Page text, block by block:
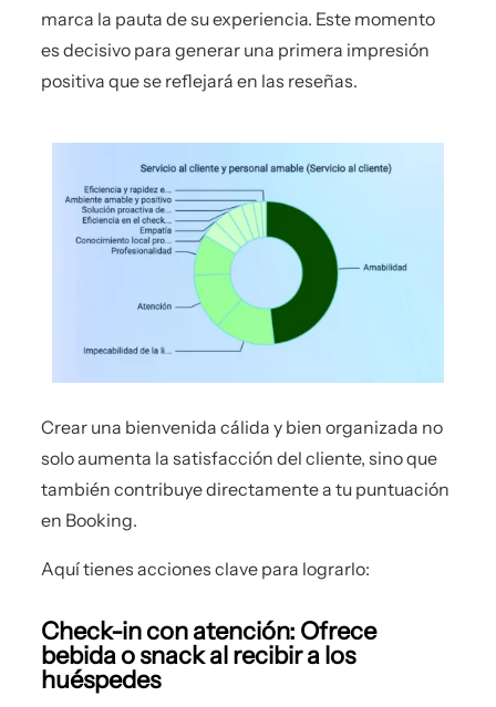
marca la pauta de su experiencia. Este momento
es decisivo para generar una primera impresión
positiva que se reflejará en las reseñas.
Crear una bienvenida cálida y bien organizada no
solo aumenta la satisfacción del cliente, sino que
también contribuye directamente a tu puntuación
en Booking.
Aquí tienes acciones clave para lograrlo:
Check-in con atención: Ofrece
bebida o snack al recibir a los
huéspedes